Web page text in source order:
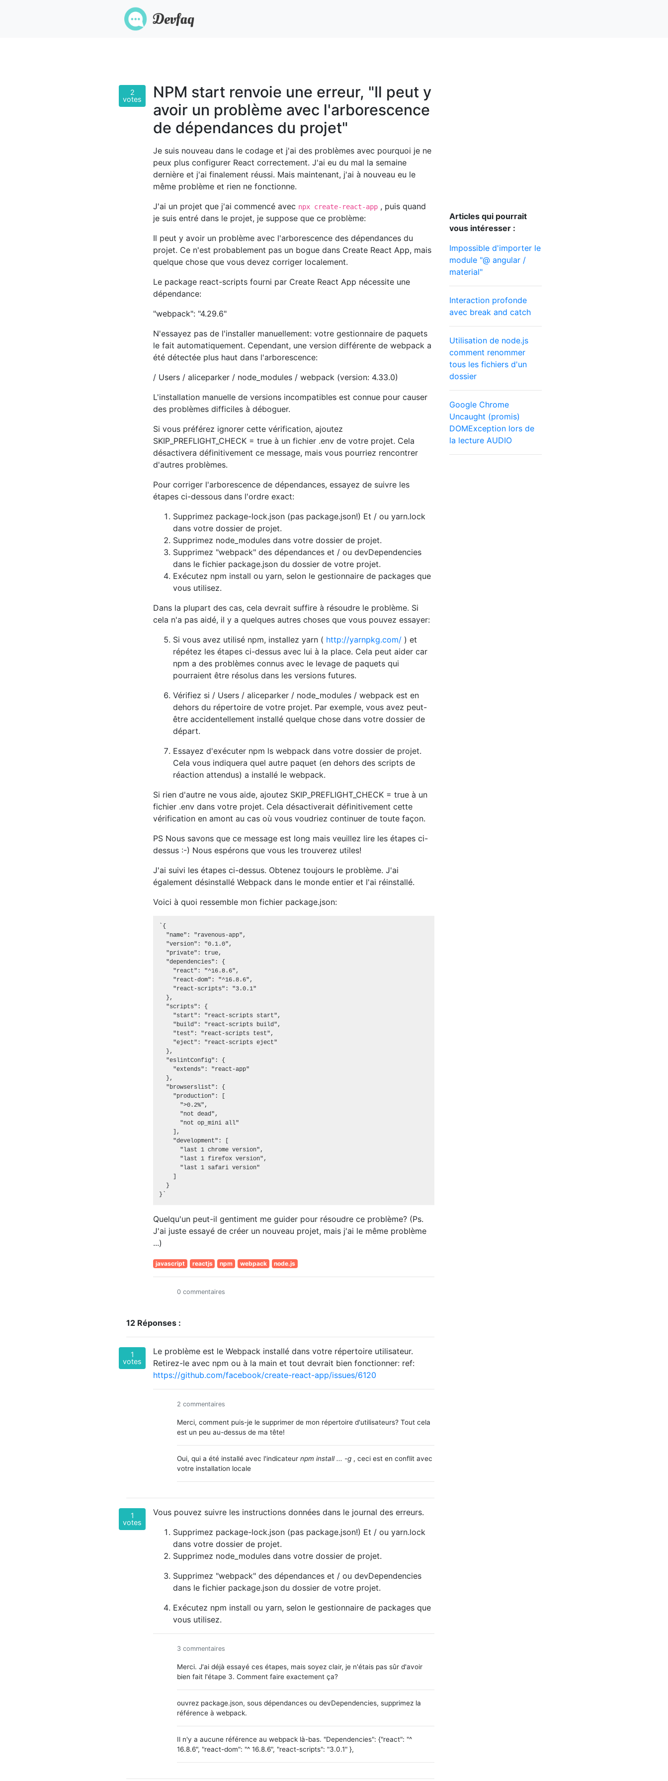
2
votes
NPM start renvoie une erreur, "Il peut y
avoir un problème avec l'arborescence
de dépendances du projet"
Je suis nouveau dans le codage et j'ai des problèmes avec pourquoi je ne
peux plus configurer React correctement. J'ai eu du mal la semaine
dernière et j'ai finalement réussi. Mais maintenant, j'ai à nouveau eu le
même problème et rien ne fonctionne.
J'ai un projet que j'ai commencé avec npx create-react-app , puis quand
je suis entré dans le projet, je suppose que ce problème:
Il peut y avoir un problème avec l'arborescence des dépendances du
projet. Ce n'est probablement pas un bogue dans Create React App, mais
quelque chose que vous devez corriger localement.
Le package react-scripts fourni par Create React App nécessite une
dépendance:
"webpack": "4.29.6"
N'essayez pas de l'installer manuellement: votre gestionnaire de paquets
le fait automatiquement. Cependant, une version différente de webpack a
été détectée plus haut dans l'arborescence:
/ Users / aliceparker / node_modules / webpack (version: 4.33.0)
L'installation manuelle de versions incompatibles est connue pour causer
des problèmes difficiles à déboguer.
Si vous préférez ignorer cette vérification, ajoutez
SKIP_PREFLIGHT_CHECK = true à un fichier .env de votre projet. Cela
désactivera définitivement ce message, mais vous pourriez rencontrer
d'autres problèmes.
Pour corriger l'arborescence de dépendances, essayez de suivre les
étapes ci-dessous dans l'ordre exact:
Supprimez package-lock.json (pas package.json!) Et / ou yarn.lock
dans votre dossier de projet.
Supprimez node_modules dans votre dossier de projet.
Supprimez "webpack" des dépendances et / ou devDependencies
dans le fichier package.json du dossier de votre projet.
Exécutez npm install ou yarn, selon le gestionnaire de packages que
vous utilisez.
Dans la plupart des cas, cela devrait suffire à résoudre le problème. Si
cela n'a pas aidé, il y a quelques autres choses que vous pouvez essayer:
Si vous avez utilisé npm, installez yarn ( http://yarnpkg.com/ ) et
répétez les étapes ci-dessus avec lui à la place. Cela peut aider car
npm a des problèmes connus avec le levage de paquets qui
pourraient être résolus dans les versions futures.
Vérifiez si / Users / aliceparker / node_modules / webpack est en
dehors du répertoire de votre projet. Par exemple, vous avez peut-
être accidentellement installé quelque chose dans votre dossier de
départ.
Essayez d'exécuter npm ls webpack dans votre dossier de projet.
Cela vous indiquera quel autre paquet (en dehors des scripts de
réaction attendus) a installé le webpack.
Si rien d'autre ne vous aide, ajoutez SKIP_PREFLIGHT_CHECK = true à un
fichier .env dans votre projet. Cela désactiverait définitivement cette
vérification en amont au cas où vous voudriez continuer de toute façon.
PS Nous savons que ce message est long mais veuillez lire les étapes ci-
dessus :-) Nous espérons que vous les trouverez utiles!
J'ai suivi les étapes ci-dessus. Obtenez toujours le problème. J'ai
également désinstallé Webpack dans le monde entier et l'ai réinstallé.
Voici à quoi ressemble mon fichier package.json:
`{
  "name": "ravenous-app",
  "version": "0.1.0",
  "private": true,
  "dependencies": {
    "react": "^16.8.6",
    "react-dom": "^16.8.6",
    "react-scripts": "3.0.1"
  },
  "scripts": {
    "start": "react-scripts start",
    "build": "react-scripts build",
    "test": "react-scripts test",
    "eject": "react-scripts eject"
  },
  "eslintConfig": {
    "extends": "react-app"
  },
  "browserslist": {
    "production": [
      ">0.2%",
      "not dead",
      "not op_mini all"
    ],
    "development": [
      "last 1 chrome version",
      "last 1 firefox version",
      "last 1 safari version"
  }
Quelqu'un peut-il gentiment me guider pour résoudre ce problème? (Ps.
J'ai juste essayé de créer un nouveau projet, mais j'ai le même problème
...)
javascript reactjs npm webpack node.js
0 commentaires
12 Réponses :
1
votes
Le problème est le Webpack installé dans votre répertoire utilisateur.
Retirez-le avec npm ou à la main et tout devrait bien fonctionner: ref:
https://github.com/facebook/create-react-app/issues/6120
2 commentaires
Merci, comment puis-je le supprimer de mon répertoire d'utilisateurs? Tout cela
est un peu au-dessus de ma tête!
Oui, qui a été installé avec l'indicateurnpm install ... -g , ceci est en conflit avec
votre installation locale
1
votes
Vous pouvez suivre les instructions données dans le journal des erreurs.
Supprimez package-lock.json (pas package.json!) Et / ou yarn.lock
dans votre dossier de projet.
Supprimez node_modules dans votre dossier de projet.
Supprimez "webpack" des dépendances et / ou devDependencies
dans le fichier package.json du dossier de votre projet.
Exécutez npm install ou yarn, selon le gestionnaire de packages que
vous utilisez.
3 commentaires
Merci. J'ai déjà essayé ces étapes, mais soyez clair, je n'étais pas sûr d'avoir
bien fait l'étape 3. Comment faire exactement ça?
ouvrez package.json, sous dépendances ou devDependencies, supprimez la
référence à webpack.
Il n'y a aucune référence au webpack là-bas. "Dependencies": {"react": "^
16.8.6", "react-dom": "^ 16.8.6", "react-scripts": "3.0.1" },
Articles qui pourrait
vous intéresser :
Impossible d'importer le
module "@ angular /
material"
Interaction profonde
avec break and catch
Utilisation de node.js
comment renommer
tous les fichiers d'un
dossier
Google Chrome
Uncaught (promis)
DOMException lors de
la lecture AUDIO